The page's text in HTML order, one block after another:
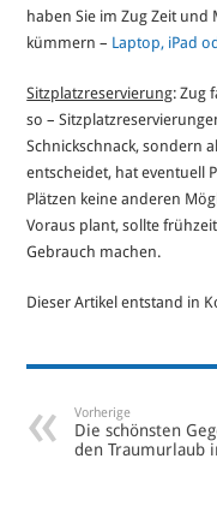
haben Sie im Zug Zeit
kümmern – Laptop, iPad
Sitzplatzreservierung: Zug
so –
Schnickschnack, sondern
entscheidet, hat eventuell
Plätzen keine anderen
Voraus plant, sollte
Gebrauch machen.
Dieser Artikel entstand in
Vorherige
Die schönsten
den Traumurlaub